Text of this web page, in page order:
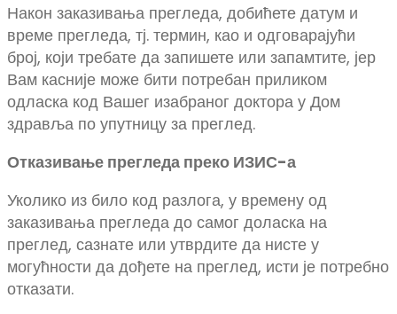
Након заказивања прегледа, добићете датум и
време прегледа, тј. термин, као и одговарајући
број, који требате да запишете или запамтите, јер
Вам касније може бити потребан приликом
одласка код Вашег изабраног доктора у Дом
здравља по упутницу за преглед.
Отказивање прегледа преко ИЗИС-а
Уколико из било код разлога, у времену од
заказивања прегледа до самог доласка на
преглед, сазнате или утврдите да нисте у
могућности да дођете на преглед, исти је потребно
отказати.